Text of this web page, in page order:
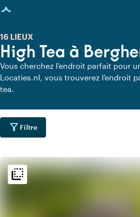
chargée
High Tea à
16 LIEUX
Vous cherchez l'endroit parfait pour
Locaties.nl, vous trouverez l'endroit
tea.
filter_alt Filtre
flip_to_back
flip_to_back